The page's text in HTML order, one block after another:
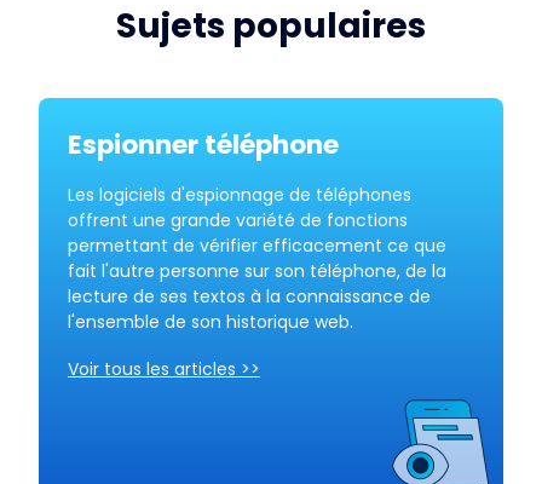
Sujets populaires
Espionner téléphone
Les logiciels d'espionnage de téléphones
offrent une grande variété de fonctions
permettant de vérifier efficacement ce que
fait l'autre personne sur son téléphone, de la
lecture de ses textos à la connaissance de
l'ensemble de son historique web.
Voir tous les articles >>